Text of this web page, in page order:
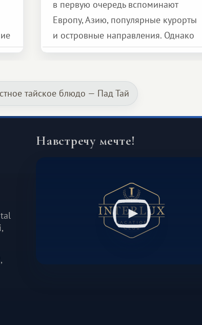
в первую очередь вспоминают
Европу, Азию, популярные курорты
и островные направления. Однако
возможности обменной системы
и Африка — континент, который
способен подарить совершенно иной
тайское блюдо — Пад Тай
Навстречу мечте!